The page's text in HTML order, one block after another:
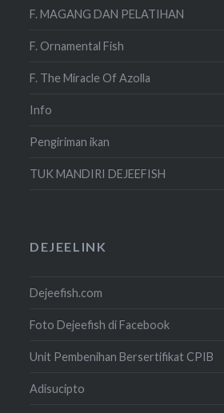
F. MAGANG DAN PELATIHAN
F. Ornamental Fish
F. The Miracle Of Azolla
Info
Pengiriman ikan
TUK MANDIRI DEJEEFISH
DEJEELINK
Dejeefish.com
Foto Dejeefish di Facebook
Unit Pembenihan Bersertifikat CPIB
Adisucipto